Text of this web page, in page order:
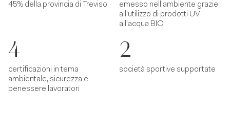
45% della provincia di Treviso
emesso nell'ambiente grazie
all'utilizzo di prodotti UV
all'acqua BIO
4
certificazioni in tema
ambientale, sicurezza e
benessere lavoratori
2
società sportive supportate